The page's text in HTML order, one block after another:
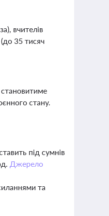
вчителів
35 тисяч
стану.
під сумнів
Джерело
та